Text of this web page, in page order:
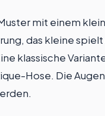
mit einem
das kleine
klassische
Hose. Die